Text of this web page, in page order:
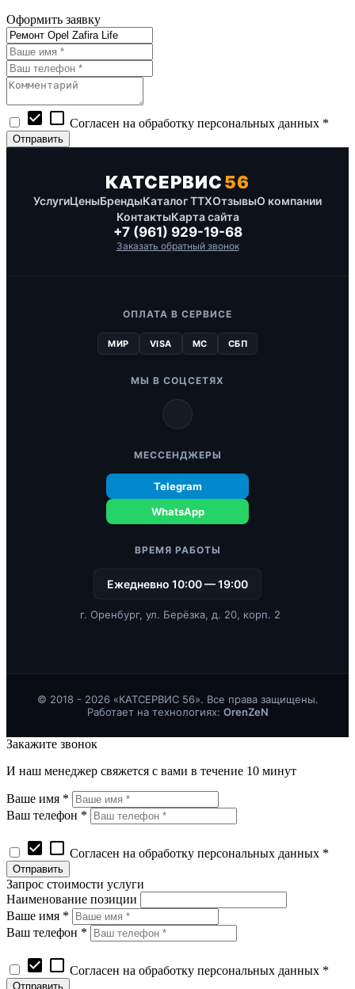
Оформить заявку
check_box check_box_outline_blank Согласен на обработку персональных данных *
КАТСЕРВИС56
УслугиЦеныБрендыКаталог ТТХОтзывыО компании
КонтактыКарта сайта
+7 (961) 929-19-68
Заказать обратный звонок
ОПЛАТА В СЕРВИСЕ
МИР VISA MC СБП
МЫ В СОЦСЕТЯХ
МЕССЕНДЖЕРЫ
Telegram
WhatsApp
ВРЕМЯ РАБОТЫ
Ежедневно 10:00 — 19:00
г. Оренбург, ул. Берёзка, д. 20, корп. 2
© 2018 - 2026 «КАТСЕРВИС 56». Все права защищены.
Работает на технологиях: OrenZeN
Закажите звонок
И наш менеджер свяжется с вами в течение 10 минут
Ваше имя *
Ваш телефон *
check_box check_box_outline_blank Согласен на обработку персональных данных *
Запрос стоимости услуги
Наименование позиции
Ваше имя *
Ваш телефон *
check_box check_box_outline_blank Согласен на обработку персональных данных *